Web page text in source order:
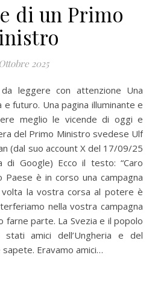
di un Primo
2025
futuro. Una pagina illuminante e
meglio le vicende di oggi e
del Primo Ministro svedese Ulf
(dal suo account X del 17/09/25
di Google) Ecco il testo: “Caro
è in corso una campagna
la vostra corsa al potere è
nella vostra campagna
farne parte. La Svezia e il popolo
amici dell’Ungheria e del
Eravamo amici…